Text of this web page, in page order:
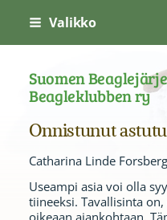
Siirry
sivun
sisältöön
Valikko
Suomen
Beagleklubben ry
Onnistunut
Catharina Linde
Useampi asia voi olla
tiineeksi. Tavallisinta
oikeaan ajankohtaan.